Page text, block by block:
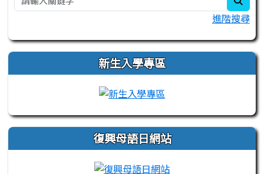
進階搜尋
新生入學專區
復興母語日網站
link to https://